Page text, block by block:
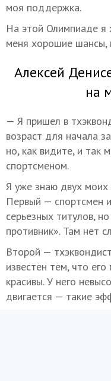
моя поддержка.
На этой Олимпиаде я
меня хорошие шансы,
Алексей
на
— Я пришел в
возраст для начала
но, как видите, и так
спортсменом.
Я уже знаю двух моих
Первый — спортсмен
серьезных титулов,
противник». Там нет
Второй —
известен тем, что
красивы. У него
двигается — такие